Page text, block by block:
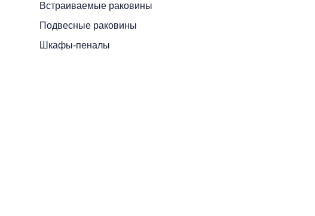
Встраиваемые раковины
Подвесные раковины
Шкафы-пеналы